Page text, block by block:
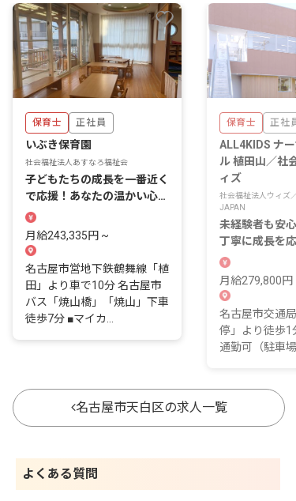
保育士 正社員
いぶき保育園
社会福祉法人あすなろ福祉会
子どもたちの成長を一番近く
で応援！あなたの温かい心が
輝く場所
月給243,335円 ~
名古屋市営地下鉄鶴舞線「植
田」より車で10分 名古屋市
バス「焼山橋」「焼山」下車
徒歩7分 ■マイカ...
保育士 正社員
ALL4KIDS ナ
ル 植田山／社
ィズ
社会福祉法人ウィズ
JAPAN
未経験者も安
丁寧に成長を
万円以上を保証
月給279,800
名古屋市交通
停」より徒歩1
通勤可（駐車
名古屋市天白区の求人一覧
よくある質問